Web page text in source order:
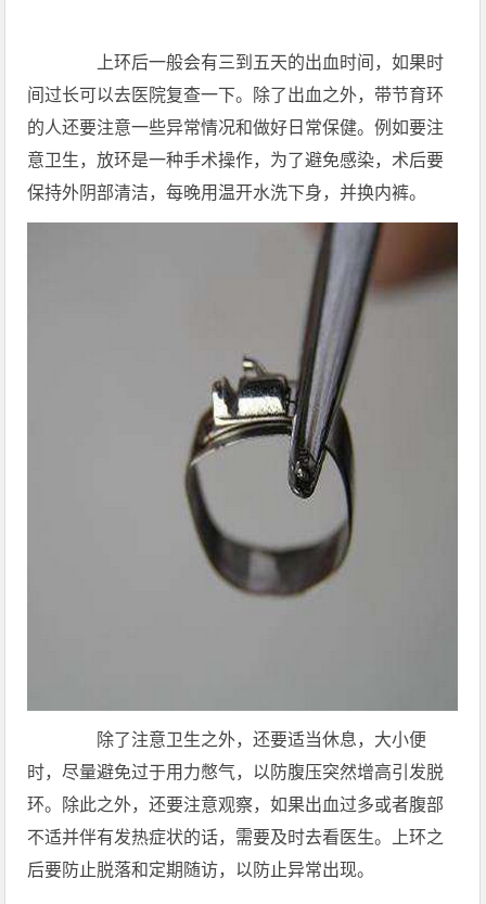
上环后一般会有三到五天的出血时间，如果时
间过长可以去医院复查一下。除了出血之外，带节育环
的人还要注意一些异常情况和做好日常保健。例如要注
意卫生，放环是一种手术操作，为了避免感染，术后要
保持外阴部清洁，每晚用温开水洗下身，并换内裤。
除了注意卫生之外，还要适当休息，大小便
时，尽量避免过于用力憋气，以防腹压突然增高引发脱
环。除此之外，还要注意观察，如果出血过多或者腹部
不适并伴有发热症状的话，需要及时去看医生。上环之
后要防止脱落和定期随访，以防止异常出现。